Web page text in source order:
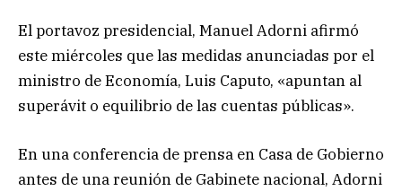
El portavoz presidencial, Manuel Adorni afirmó
este miércoles que las medidas anunciadas por el
ministro de Economía, Luis Caputo, «apuntan al
superávit o equilibrio de las cuentas públicas».
En una conferencia de prensa en Casa de Gobierno
antes de una reunión de Gabinete nacional, Adorni